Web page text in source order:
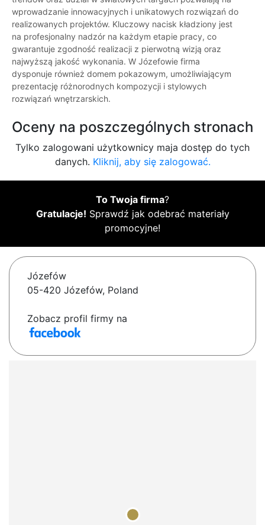
wprowadzanie innowacyjnych i unikatowych rozwiązań do
realizowanych projektów. Kluczowy nacisk kładziony jest
na profesjonalny nadzór na każdym etapie pracy, co
gwarantuje zgodność realizacji z pierwotną wizją oraz
najwyższą jakość wykonania. W Józefowie firma
dysponuje również domem pokazowym, umożliwiającym
prezentację różnorodnych kompozycji i stylowych
rozwiązań wnętrzarskich.
Oceny na poszczególnych stronach
Tylko zalogowani użytkownicy maja dostęp do tych
danych. Kliknij, aby się zalogować.
To Twoja firma?
Gratulacje! Sprawdź jak odebrać materiały
promocyjne!
Józefów
05-420 Józefów, Poland
Zobacz profil firmy na